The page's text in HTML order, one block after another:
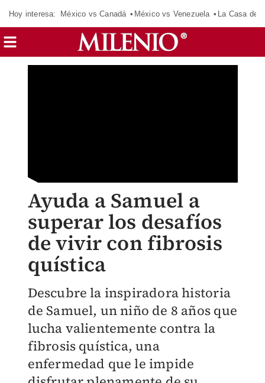
Hoy interesa: México vs Canadá México vs Venezuela La Casa de
Ayuda a Samuel a
superar los desafíos
de vivir con fibrosis
quística
Descubre la inspiradora historia
de Samuel, un niño de 8 años que
lucha valientemente contra la
fibrosis quística, una
enfermedad que le impide